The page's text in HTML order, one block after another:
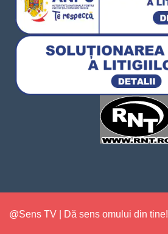
@Sens TV | Dă sens omului din tine!